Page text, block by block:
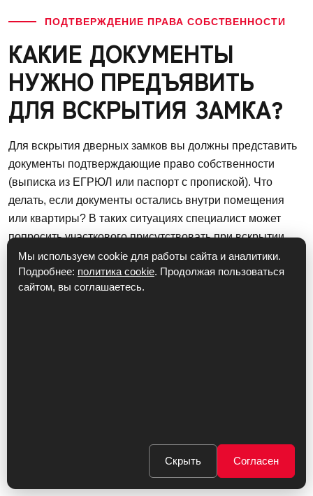
ПОДТВЕРЖДЕНИЕ ПРАВА СОБСТВЕННОСТИ
КАКИЕ ДОКУМЕНТЫ
НУЖНО ПРЕДЪЯВИТЬ
ДЛЯ ВСКРЫТИЯ ЗАМКА?
Для вскрытия дверных замков вы должны представить
документы подтверждающие право собственности
(выписка из ЕГРЮЛ или паспорт с пропиской). Что
делать, если документы остались внутри помещения
или квартиры? В таких ситуациях специалист может
попросить участкового присутствовать при вскрытии
замка или опросить ваших соседей или консьержа. Это
мера вынужденная и обусловлена необходимостью
соответствовать всем требованиям нашего
Мы используем cookie для работы сайта и аналитики.
Подробнее: политика cookie. Продолжая пользоваться
сайтом, вы соглашаетесь.
Скрыть Согласен